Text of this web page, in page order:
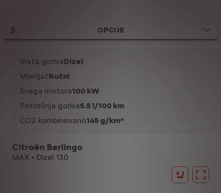
5. OPCIJE
Citroën Berlingo
MAX • Dizel 130
Vrsta gorivaDizel
MjenjačRučni
Snaga motora100 kW
Potrošnja goriva5.5 l/100 km
CO2 kombinovano145 g/km*